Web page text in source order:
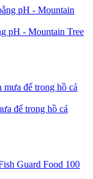
pH - Mountain Tree
để trong hồ cá